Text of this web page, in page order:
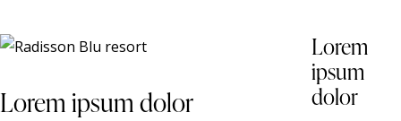
Lorem ipsum dolor
Lorem
ipsum
dolor